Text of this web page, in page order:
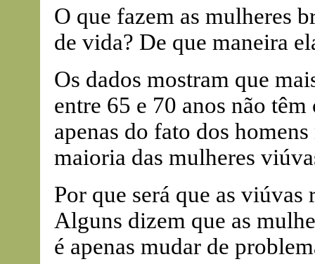
O que fazem as mulheres
de vida? De que maneira
Os dados mostram que
entre 65 e 70 anos não
apenas do fato dos
maioria das mulheres
Por que será que as
Alguns dizem que as
é apenas mudar de